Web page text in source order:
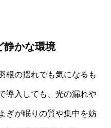
静かな環境
根の揺れでも気になるも
導入しても、光の漏れや
ぎが眠りの質や集中を妨